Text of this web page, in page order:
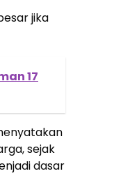
jika
17
sejak
dasar